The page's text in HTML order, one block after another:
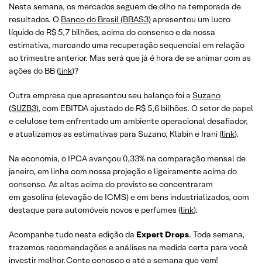
Nesta semana, os mercados seguem de olho na temporada de
resultados. O Banco do Brasil (BBAS3)apresentou um lucro
líquido de R$ 5,7 bilhões, acima do consenso e da nossa
estimativa, marcando uma recuperação sequencial em relação
ao trimestre anterior. Mas será que já é hora de se animar com as
ações do BB (link)?
Outra empresa que apresentou seu balanço foi a Suzano
(SUZB3), com EBITDA ajustado de R$ 5,6 bilhões. O setor de papel
e celulose tem enfrentado um ambiente operacional desafiador,
e atualizamos as estimativas para Suzano, Klabin e Irani (link).
Na economia, o IPCA avançou 0,33% na comparação mensal de
janeiro, em linha com nossa projeção e ligeiramente acima do
consenso. As altas acima do previsto se concentraram
em gasolina (elevação de ICMS) e em bens industrializados, com
destaque para automóveis novos e perfumes (link).
Acompanhe tudo nesta edição da Expert Drops. Toda semana,
trazemos recomendações e análises na medida certa para você
investir melhor. Conte conosco e até a semana que vem!